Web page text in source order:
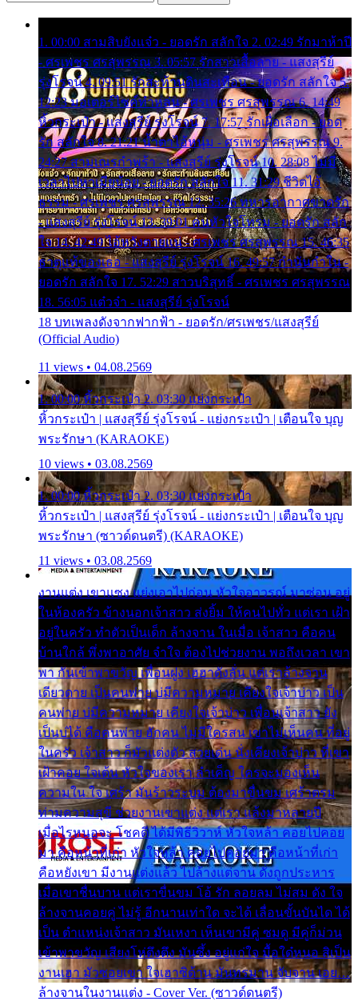
1. 00:00 สามสิบยังแจ๋ว - ยอดรัก สลักใจ 2. 02:49 รักมาห้าปี
- ศรเพชร ศรสุพรรณ 3. 05:57 รักสาวเสื้อลาย - แสงสุรีย์
รุ่งโรจน์ 4. 09:51 รักสะท้านดินสะเทือน - ยอดรัก สลักใจ 5.
12:23 มอเตอร์ไซค์ทำหล่น - ศรเพชร ศรสุพรรณ 6. 14:49
หิ้วกระเป๋า - แสงสุรีย์ รุ่งโรจน์ 7. 17:57 รักเผื่อเลือก - ยอด
รัก สลักใจ 8. 21:21 น้ำตาไอ้หนุ่ม - ศรเพชร ศรสุพรรณ 9.
24:27 สามเณรกำพร้า - แสงสุรีย์ รุ่งโรจน์ 10. 28:08 ไม่มี
เวลาไปหาเมียน้อย - ยอดรัก สลักใจ 11. 31:29 ชีวิตไอ้
ธรรม - ศรเพชร ศรสุพรรณ 12. 35:26 ทหารอากาศขาดรัก
- แสงสุรีย์ รุ่งโรจน์ 13. 39:01 คนหัวใจโทรม - ยอดรัก สลัก
ใจ 14. 42:49 ไอ้หวังตายแน่ - ศรเพชร ศรสุพรรณ 15. 46:35
ธาตุแท้ของเธอ - แสงสุรีย์ รุ่งโรจน์ 16. 49:57 กำนันกำใน -
ยอดรัก สลักใจ 17. 52:29 สาวบริสุทธิ์ - ศรเพชร ศรสุพรรณ
18. 56:05 แต๋วจ๋า - แสงสุรีย์ รุ่งโรจน์
18 บทเพลงดังจากฟากฟ้า - ยอดรัก/ศรเพชร/แสงสุรีย์
(Official Audio)
11 views • 04.08.2569
1. 00:00 หิ้วกระเป๋า 2. 03:30 แย่งกระเป๋า
หิ้วกระเป๋า | แสงสุรีย์ รุ่งโรจน์ - แย่งกระเป๋า | เตือนใจ บุญ
พระรักษา (KARAOKE)
10 views • 03.08.2569
1. 00:00 หิ้วกระเป๋า 2. 03:30 แย่งกระเป๋า
หิ้วกระเป๋า | แสงสุรีย์ รุ่งโรจน์ - แย่งกระเป๋า | เตือนใจ บุญ
พระรักษา (ซาวด์ดนตรี) (KARAOKE)
11 views • 03.08.2569
งานแต่ง เขาแซง แย่งเอาไปก่อน หัวใจอาวรณ์ มาซ่อน อยู่
ในห้องครัว ข้างนอกเจ้าสาว ส่งยิ้ม ให้คนไปทั่ว แต่เรา เฝ้า
อยู่ในครัว ทำตัวเป็นเด็ก ล้างจาน ในเมื่อ เจ้าสาว คือคน
บ้านใกล้ พึ่งพาอาศัย จำใจ ต้องไปช่วยงาน พอถึงเวลา เขา
พา กันเข้าพาขวัญ เพื่อนฝูง เฮฮาดังลั่น แต่เราล้างจาน
เดียวดาย เป็นคนพ่าย บ่มีความหมาย เคียงใจเจ้าบ่าว เป็น
คนพ่าย บ่มีความหมาย เคียงใจเจ้าบ่าว เพื่อนเจ้าสาว ยัง
เป็นบ่ได้ คือคนพ่าย ฮักคน ไม่มีใครสน เขาไม่เห็นคน ที่อยู่
ในครัว เจ้าสาว ก็มัวแต่งตัว สวยเด่น นั่งเคียงเจ้าบ่าว ที่เขา
เฝ้าคอย ใจเต้น หัวใจของเรา ลำเค็ญ ใครจะมองเห็น
ความใน ใจ เศร้า มันร้าวระบม ต้องมาขื่นขม เศร้าตรม
ท่ามความสุขี ช่วยงานเขาแต่ง แต่เรา แล้งมาหลายปี
เมื่อไรหนอจะ โชคดี ได้มีพิธีวิวาห์ หัวใจหล้า คอยไปคอย
มา คือหน้าที่เก่า หัวใจหล้า คอยไปคอยมา คือหน้าที่เก่า
คือหยังเขา มีงานแต่งแล้ว ไปล้างแต่จาน ดั่งถูกประหาร
เมื่อเขาชื่นบาน แต่เราขื่นขม โอ้ รัก ลอยลม ไม่สม ดัง ใจ
ล้างจานคอยคู่ ไม่รู้ อีกนานเท่าใด จะได้ เลื่อนขั้นบันได ได้
เป็น ตำแหน่งเจ้าสาว มันเหงา เห็นเขามีคู่ ซมดู มีคู่ก็ม่วน
เข้าพาขวัญ เสียงโห่ตึงตึง มันซึ้ง อยู่แก่ใจ มื้อใด๋หนอ สิเป็น
งานเฮา มัวซอยเขา ใจเฮาซิด้าน มันทรมาน จับจาน เอย…
ล้างจานในงานแต่ง - Cover Ver. (ซาวด์ดนตรี)